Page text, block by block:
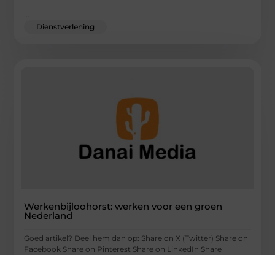
...
Dienstverlening
Werkenbijloohorst: werken voor een groen
Nederland
Goed artikel? Deel hem dan op: Share on X (Twitter) Share on
Facebook Share on Pinterest Share on LinkedIn Share